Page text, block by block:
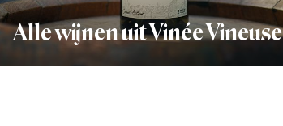
Alle wijnen uit Vinée Vineuse